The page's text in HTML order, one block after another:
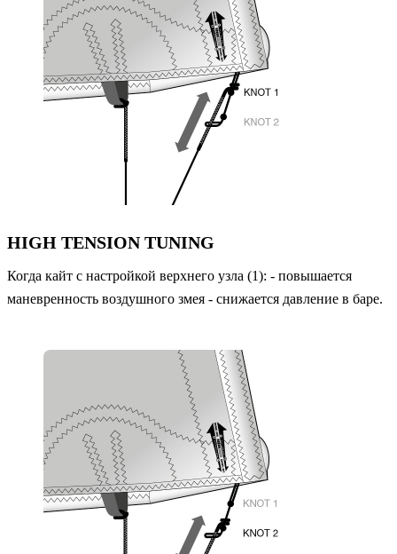
HIGH TENSION TUNING
Когда кайт с настройкой верхнего узла (1): - повышается
маневренность воздушного змея - снижается давление в баре.